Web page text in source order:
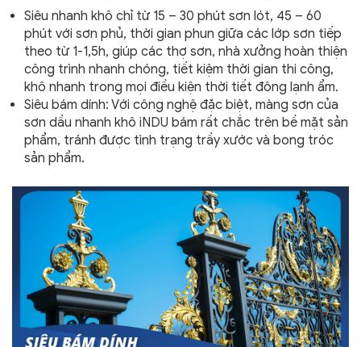
Siêu nhanh khô chỉ từ 15 – 30 phút sơn lót, 45 – 60
phút với sơn phủ, thời gian phun giữa các lớp sơn tiếp
theo từ 1-1,5h, giúp các thợ sơn, nhà xưởng hoàn thiện
công trình nhanh chóng, tiết kiệm thời gian thi công,
khô nhanh trong mọi điều kiện thời tiết đông lạnh ẩm.
Siêu bám dính: Với công nghệ đặc biệt, màng sơn của
sơn dầu nhanh khô iNDU bám rất chắc trên bề mặt sản
phẩm, tránh được tình trạng trầy xước và bong tróc
sản phẩm.